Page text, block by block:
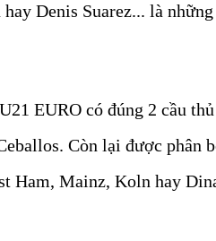
Denis Suarez... là
EURO có đúng 2 cầu thủ
Còn lại được phân
Ham, Mainz, Koln hay